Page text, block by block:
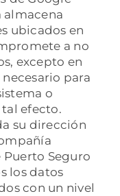
almacena
ubicados en
a no
excepto en
necesario para
o
efecto.
su dirección
Seguro
los datos
con un nivel